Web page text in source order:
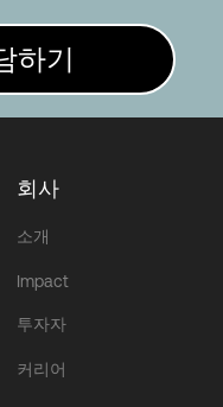
하기
회사
소개
Impact
투자자
커리어